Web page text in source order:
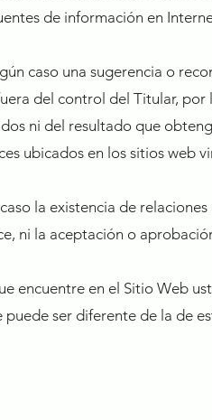
de información en
caso una sugerencia o
del control del Titular, por
ni del resultado que
ubicados en los sitios web
la existencia de relaciones
ni la aceptación o
encuentre en el Sitio Web
ser diferente de la de